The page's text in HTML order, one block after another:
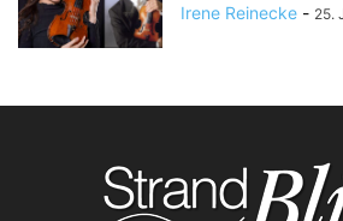
Irene Reinecke - 25.